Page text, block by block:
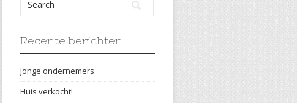
Recente berichten
Jonge ondernemers
Huis verkocht!